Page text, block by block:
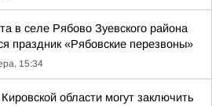
в селе Рябово Зуевского района
праздник «Рябовские перезвоны»
15:34
области могут заключить